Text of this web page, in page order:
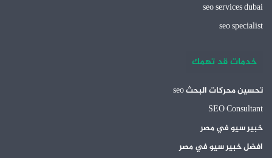
seo services dubai
seo specialist
خدمات قد تهمك
تحسين محركات البحث seo
SEO Consultant
خبير سيو في مصر
افضل خبير سيو في مصر